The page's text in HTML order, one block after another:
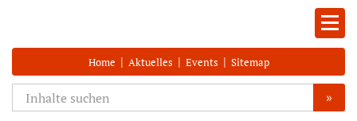
Home | Aktuelles | Events | Sitemap
»